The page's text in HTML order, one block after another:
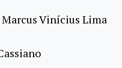
Vinícius Lima